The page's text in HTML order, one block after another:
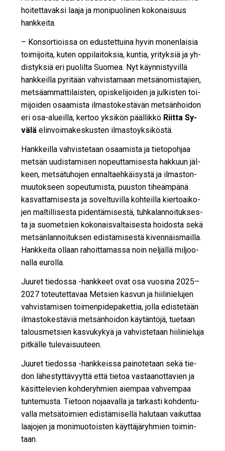
hoi­tet­ta­vak­si laa­ja ja mo­ni­puo­li­nen ko­ko­nai­suus
hank­kei­ta.
– Kon­sor­ti­ois­sa on edus­tet­tui­na hy­vin mo­nen­lai­sia
toi­mi­joi­ta, ku­ten op­pi­lai­tok­sia, kun­tia, yri­tyk­siä ja yh­
dis­tyk­siä eri puo­lil­ta Suo­mea. Nyt käyn­nis­ty­vil­lä
hank­keil­la py­ri­tään vah­vis­ta­maan met­sä­no­mis­ta­jien,
met­sä­am­mat­ti­lais­ten, opis­ke­li­joi­den ja jul­kis­ten toi­
mi­joi­den osaa­mis­ta il­mas­to­kes­tä­vän met­sän­hoi­don
eri osa-alu­eil­la, ker­too yk­si­kön pääl­lik­kö Riit­ta Sy­
vä­läelin­voi­ma­kes­kus­ten il­mas­to­yk­si­kös­tä.
Hank­keil­la vah­vis­te­taan osaa­mis­ta ja tie­to­poh­jaa
met­sän uu­dis­ta­mi­sen no­peut­ta­mi­ses­ta hak­kuun jäl­
keen, met­sä­tu­ho­jen en­nal­ta­eh­käi­sys­tä ja il­mas­ton­
muu­tok­seen so­peu­tu­mis­ta, puus­ton ti­he­äm­pä­nä
kas­vat­ta­mi­ses­ta ja so­vel­tu­vil­la koh­teil­la kier­to­ai­ko­
jen mal­til­li­ses­ta pi­den­tä­mi­ses­tä, tuh­ka­lan­noi­tuk­ses­
ta ja suo­met­sien ko­ko­nais­val­tai­ses­ta hoi­dos­ta sekä
met­sän­lan­noi­tuk­sen edis­tä­mi­ses­tä ki­ven­näis­mail­la.
Hank­kei­ta ol­laan ra­hoit­ta­mas­sa noin nel­jäl­lä mil­joo­
nal­la eu­rol­la.
Juu­ret tie­dos­sa -hank­keet ovat osa vuo­si­na 2025–
2027 to­teu­tet­ta­vaa Met­sien kas­vun ja hii­li­nie­lu­jen
vah­vis­ta­mi­sen toi­men­pi­de­pa­ket­tia, jol­la edis­te­tään
il­mas­to­kes­tä­viä met­sän­hoi­don käy­tän­tö­jä, tu­e­taan
ta­lous­met­sien kas­vu­ky­kyä ja vah­vis­te­taan hii­li­nie­lu­ja
pit­käl­le tu­le­vai­suu­teen.
Juu­ret tie­dos­sa -hank­keis­sa pai­no­te­taan sekä tie­
don lä­hes­tyt­tä­vyyt­tä et­tä tie­toa vas­taa­not­ta­vien ja
kä­sit­te­le­vien koh­de­ryh­mien ai­em­paa vah­vem­paa
tun­te­mus­ta. Tie­toon no­jaa­val­la ja tar­kas­ti koh­den­tu­
val­la met­sä­toi­mien edis­tä­mi­sel­lä ha­lu­taan vai­kut­taa
laa­jo­jen ja mo­ni­muo­tois­ten käyt­tä­jä­ryh­mien toi­min­
taan.